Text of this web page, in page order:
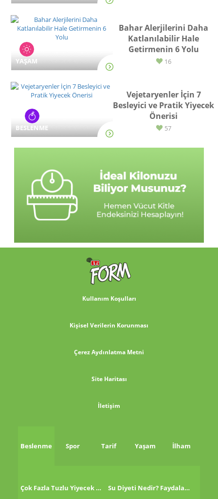
YAŞAM
Bahar Alerjilerini Daha
Katlanılabilir Hale
Getirmenin 6 Yolu
16
BESLENME
Vejetaryenler İçin 7
Besleyici ve Pratik Yiyecek
Önerisi
57
Kullanım Koşulları
Kişisel Verilerin Korunması
Çerez Aydınlatma Metni
Site Haritası
İletişim
Beslenme Spor Tarif Yaşam İlham
Çok Fazla Tuzlu Yiyecek Tükettikten Sonra Ne Yapmalı? Su Diyeti Nedir? Faydaları Nelerdir?